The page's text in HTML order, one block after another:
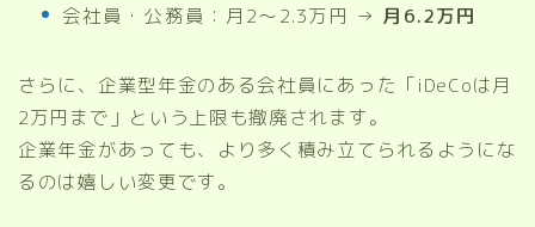
会社員・公務員：月2〜2.3万円 → 月6.2万円
さらに、企業型年金のある会社員にあった「iDeCoは月
2万円まで」という上限も撤廃されます。
企業年金があっても、より多く積み立てられるようにな
るのは嬉しい変更です。